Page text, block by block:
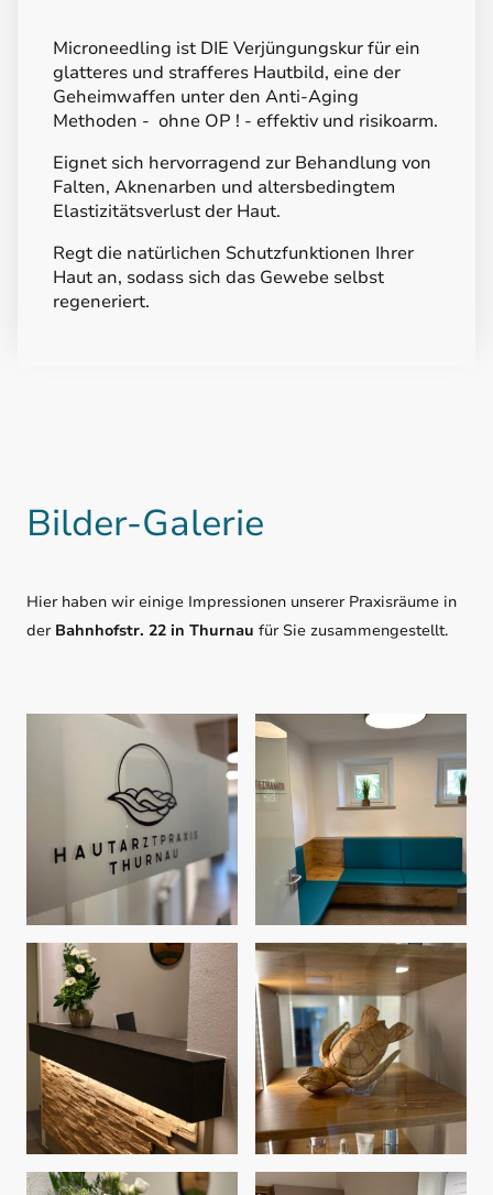
Microneedling ist DIE Verjüngungskur für ein
glatteres und strafferes Hautbild, eine der
Geheimwaffen unter den Anti-Aging
Methoden - ohne OP ! - effektiv und risikoarm.
Eignet sich hervorragend zur Behandlung von
Falten, Aknenarben und altersbedingtem
Elastizitätsverlust der Haut.
Regt die natürlichen Schutzfunktionen Ihrer
Haut an, sodass sich das Gewebe selbst
regeneriert.
Bilder-Galerie
Hier haben wir einige Impressionen unserer Praxisräume in
der Bahnhofstr. 22 in Thurnau für Sie zusammengestellt.